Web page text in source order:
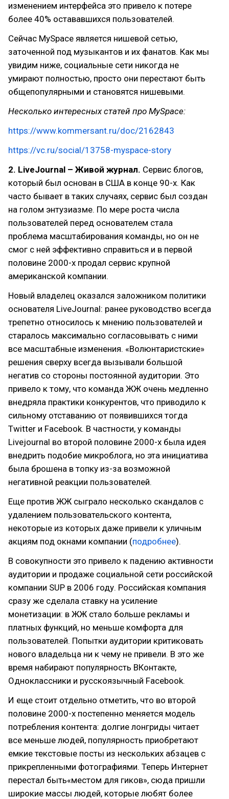
изменением интерфейса это привело к потере
более 40% остававшихся пользователей.
Сейчас MySpace является нишевой сетью,
заточенной под музыкантов и их фанатов. Как мы
увидим ниже, социальные сети никогда не
умирают полностью, просто они перестают быть
общепопулярными и становятся нишевыми.
Несколько интересных статей про MySpace:
https://www.kommersant.ru/doc/2162843
https://vc.ru/social/13758-myspace-story
2. LiveJournal – Живой журнал. Сервис блогов,
который был основан в США в конце 90-х. Как
часто бывает в таких случаях, сервис был создан
на голом энтузиазме. По мере роста числа
пользователей перед основателем стала
проблема масштабирования команды, но он не
смог с ней эффективно справиться и в первой
половине 2000-х продал сервис крупной
американской компании.
Новый владелец оказался заложником политики
основателя LiveJournal: ранее руководство всегда
трепетно относилось к мнению пользователей и
старалось максимально согласовывать с ними
все масштабные изменения. «Волюнтаристские»
решения сверху всегда вызывали большой
негатив со стороны постоянной аудитории. Это
привело к тому, что команда ЖЖ очень медленно
внедряла практики конкурентов, что приводило к
сильному отставанию от появившихся тогда
Twitter и Facebook. В частности, у команды
Livejournal во второй половине 2000-х была идея
внедрить подобие микроблога, но эта инициатива
была брошена в топку из-за возможной
негативной реакции пользователей.
Еще против ЖЖ сыграло несколько скандалов с
удалением пользовательского контента,
некоторые из которых даже привели к уличным
акциям под окнами компании (подробнее).
В совокупности это привело к падению активности
аудитории и продаже социальной сети российской
компании SUP в 2006 году. Российская компания
сразу же сделала ставку на усиление
монетизации: в ЖЖ стало больше рекламы и
платных функций, но меньше комфорта для
пользователей. Попытки аудитории критиковать
нового владельца ни к чему не привели. В это же
время набирают популярность ВКонтакте,
Одноклассники и русскоязычный Facebook.
И еще стоит отдельно отметить, что во второй
половине 2000-х постепенно меняется модель
потребления контента: долгие лонгриды читает
все меньше людей, популярность приобретают
емкие текстовые посты из нескольких абзацев с
прикрепленными фотографиями. Теперь Интернет
перестал быть«местом для гиков», сюда пришли
широкие массы людей, которые любят более